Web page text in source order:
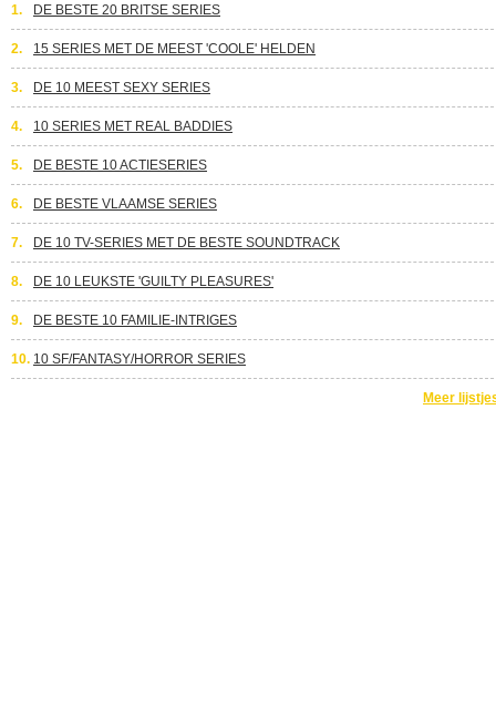
1. DE BESTE 20 BRITSE SERIES
2. 15 SERIES MET DE MEEST 'COOLE' HELDEN
3. DE 10 MEEST SEXY SERIES
4. 10 SERIES MET REAL BADDIES
5. DE BESTE 10 ACTIESERIES
6. DE BESTE VLAAMSE SERIES
7. DE 10 TV-SERIES MET DE BESTE SOUNDTRACK
8. DE 10 LEUKSTE 'GUILTY PLEASURES'
9. DE BESTE 10 FAMILIE-INTRIGES
10. 10 SF/FANTASY/HORROR SERIES
Meer